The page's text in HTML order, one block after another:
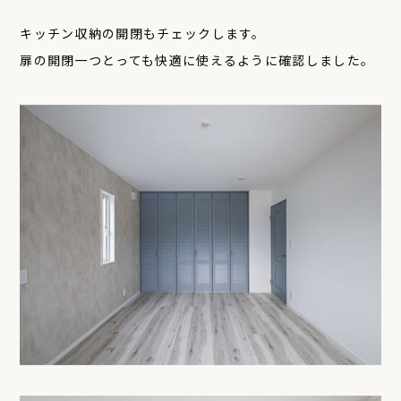
キッチン収納の開閉もチェックします。
扉の開閉一つとっても快適に使えるように確認しました。